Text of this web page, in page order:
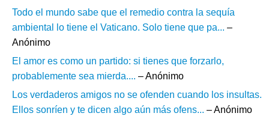
Todo el mundo sabe que el remedio contra la sequía
ambiental lo tiene el Vaticano. Solo tiene que pa... –
Anónimo
El amor es como un partido: si tienes que forzarlo,
probablemente sea mierda.... – Anónimo
Los verdaderos amigos no se ofenden cuando los insultas.
Ellos sonríen y te dicen algo aún más ofens... – Anónimo